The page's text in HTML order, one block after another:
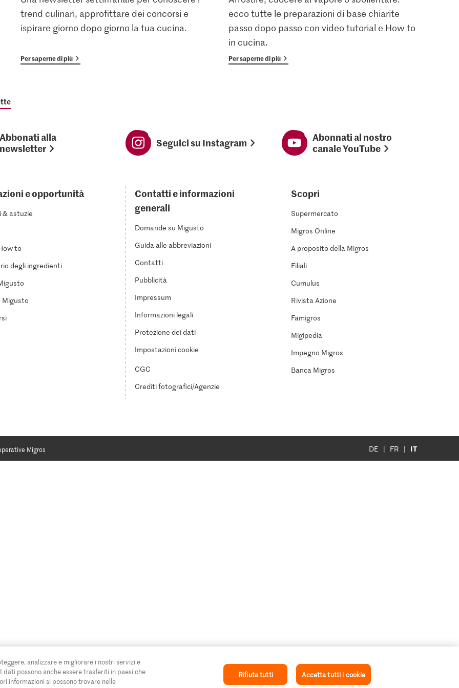
trend culinari, approfittare dei concorsi e
ispirare giorno dopo giorno la tua cucina.
Per saperne di più
ecco tutte le preparazioni di base chiarite
passo dopo passo con video tutorial e How to
in cucina.
Per saperne di più
Abbonati alla
newsletter
Seguici su Instagram
Abonnati al nostro
canale YouTube
e opportunità
& astuzie
to
degli ingredienti
Migusto
Contatti e informazioni
generali
Domande su Migusto
Guida alle abbreviazioni
Contatti
Pubblicità
Impressum
Informazioni legali
Protezione dei dati
Impostazioni cookie
CGC
Crediti fotografici/Agenzie
Scopri
Supermercato
Migros Online
A proposito della Migros
Filiali
Cumulus
Rivista Azione
Famigros
Migipedia
Impegno Migros
Banca Migros
Migros DE FR IT
analizzare e migliorare i nostri servizi e
possono anche essere trasferiti in paesi che
informazioni si possono trovare nelle
Rifiuta tutti Accetta tutti i cookie